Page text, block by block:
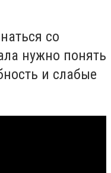
со
нужно понять
и слабые